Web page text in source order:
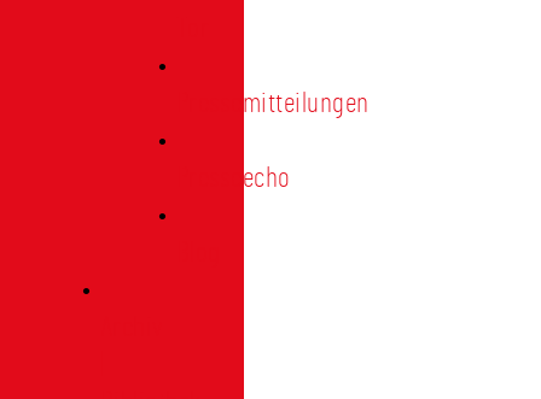
Pressemitteilungen
Presseecho